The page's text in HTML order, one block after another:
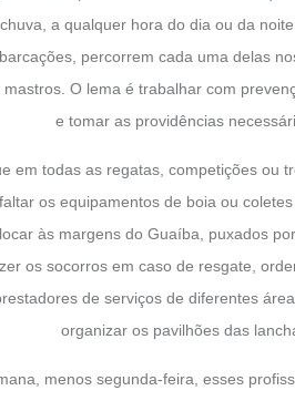
a qualquer hora do dia ou da
percorrem cada uma delas
O lema é trabalhar com
e tomar as providências
em todas as regatas, competições ou
os equipamentos de boia ou
às margens do Guaíba, puxados
os socorros em caso de resgate,
de serviços de diferentes
organizar os pavilhões das
menos segunda-feira, esses